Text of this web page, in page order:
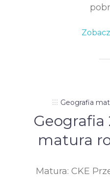
Geografia
Geografia
matura
Matura: CKE